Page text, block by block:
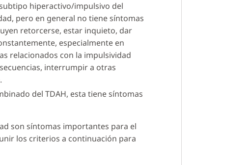
hiperactivo/impulsivo del
pero en general no tiene síntomas
retorcerse, estar inquieto, dar
especialmente en
relacionados con la impulsividad
interrumpir a otras
del TDAH, esta tiene síntomas
son síntomas importantes para el
los criterios a continuación para